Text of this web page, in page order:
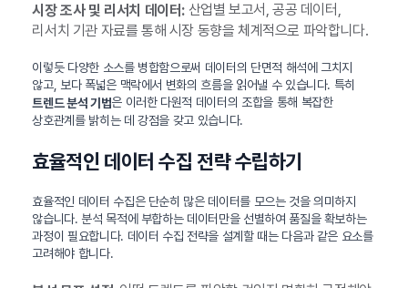
시장 조사 및 리서치 데이터:산업별 보고서, 공공 데이터,
리서치 기관 자료를 통해 시장 동향을 체계적으로 파악합니다.
이렇듯 다양한 소스를 병합함으로써 데이터의 단면적 해석에 그치지
않고, 보다 폭넓은 맥락에서 변화의 흐름을 읽어낼 수 있습니다. 특히
트렌드 분석 기법은 이러한 다원적 데이터의 조합을 통해 복잡한
상호관계를 밝히는 데 강점을 갖고 있습니다.
효율적인 데이터 수집 전략 수립하기
효율적인 데이터 수집은 단순히 많은 데이터를 모으는 것을 의미하지
않습니다. 분석 목적에 부합하는 데이터만을 선별하여 품질을 확보하는
과정이 필요합니다. 데이터 수집 전략을 설계할 때는 다음과 같은 요소를
고려해야 합니다.